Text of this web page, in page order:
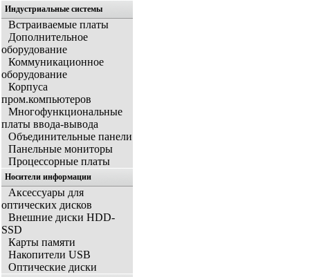
Индустриальные системы
Встраиваемые платы
Дополнительное
оборудование
Коммуникационное
оборудование
Корпуса
пром.компьютеров
Многофункциональные
платы ввода-вывода
Объединительные панели
Панельные мониторы
Процессорные платы
Носители информации
Аксессуары для
оптических дисков
Внешние диски HDD-
SSD
Карты памяти
Накопители USB
Оптические диски